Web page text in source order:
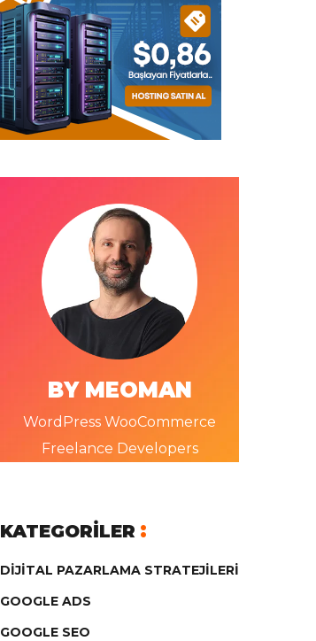
BY MEOMAN
WordPress WooCommerce
Freelance Developers
KATEGORILER
DIJITAL PAZARLAMA STRATEJILERI
GOOGLE ADS
GOOGLE SEO